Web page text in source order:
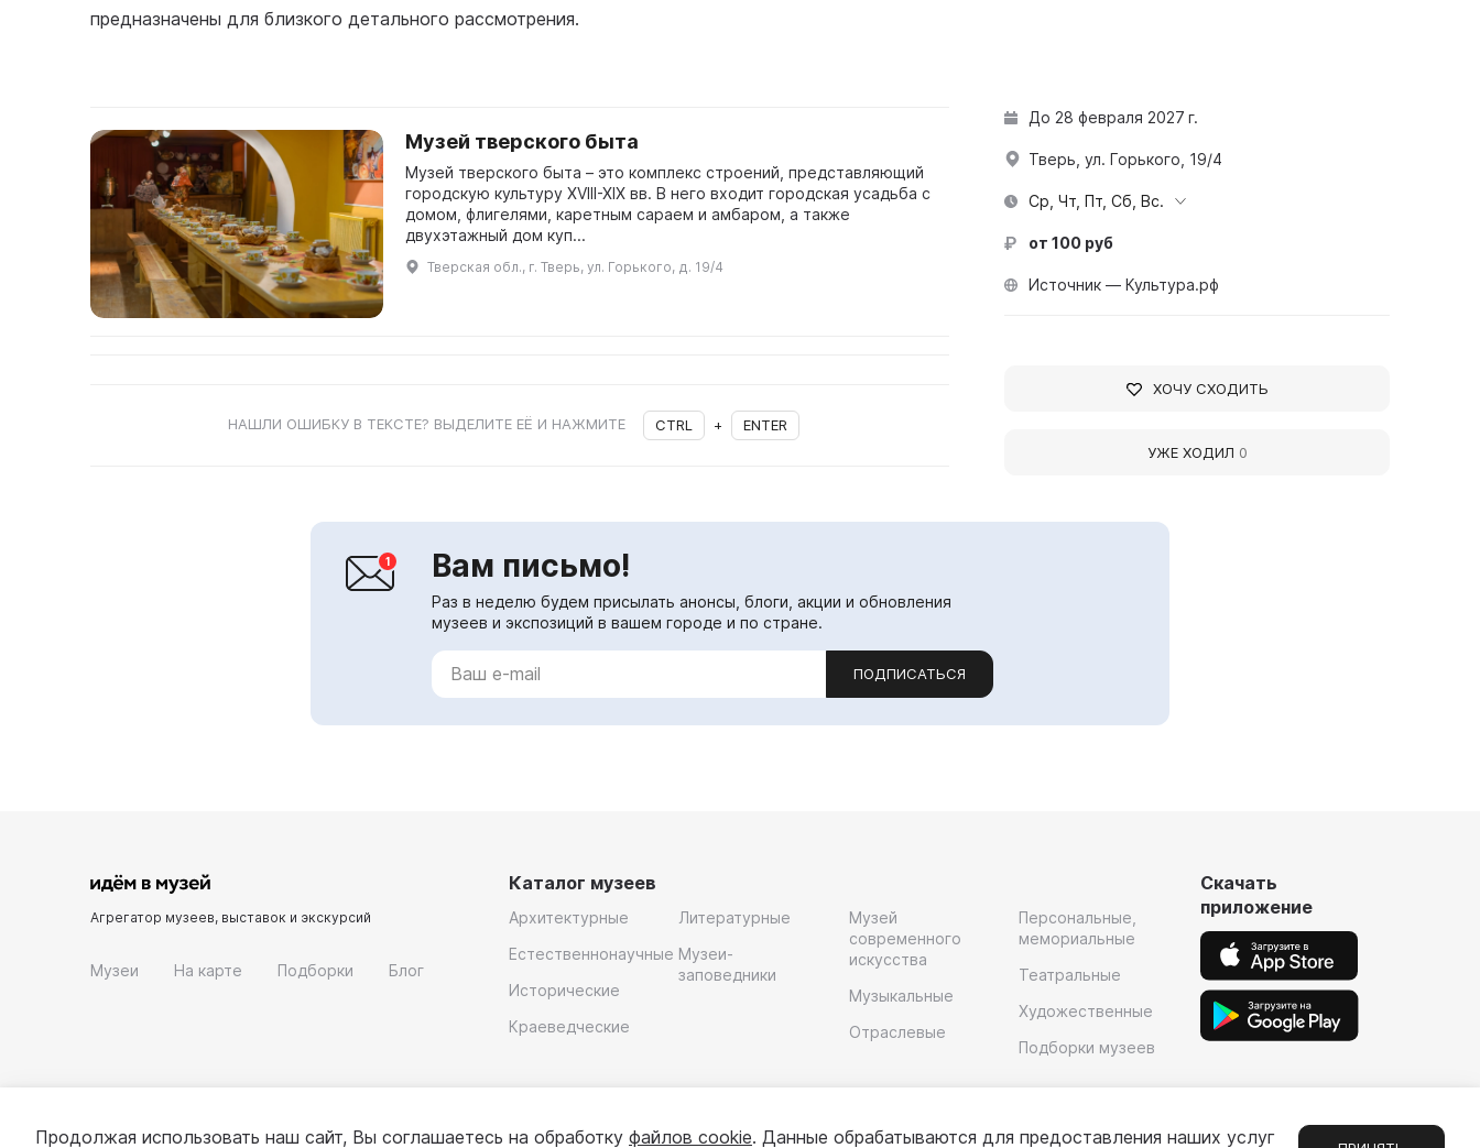
предназначены для близкого детального рассмотрения.
Музей тверского быта
Музей тверского быта – это комплекс строений, представляющий
городскую культуру XVIII-XIX вв. В него входит городская усадьба с
домом, флигелями, каретным сараем и амбаром, а также
двухэтажный дом куп...
Тверская обл., г. Тверь, ул. Горького, д. 19/4
НАШЛИ ОШИБКУ В ТЕКСТЕ? ВЫДЕЛИТЕ ЕЁ И НАЖМИТЕ CTRL + ENTER
До 28 февраля 2027 г.
Тверь, ул. Горького, 19/4
Ср, Чт, Пт, Сб, Вс.
от 100 руб
Источник — Культура.рф
ХОЧУ СХОДИТЬ
УЖЕ ХОДИЛ 0
Вам письмо!
Раз в неделю будем присылать анонсы, блоги, акции и обновления
музеев и экспозиций в вашем городе и по стране.
ПОДПИСАТЬСЯ
Агрегатор музеев, выставок и экскурсий
Музеи На карте Подборки Блог
Каталог музеев
Архитектурные
Естественнонаучные
Исторические
Краеведческие
Литературные
Музеи-
заповедники
Музей
современного
искусства
Музыкальные
Отраслевые
Персональные,
мемориальные
Театральные
Художественные
Подборки музеев
Скачать
приложение
Продолжая использовать наш сайт, Вы соглашаетесь на обработку файлов cookie. Данные обрабатываются для предоставления наших услуг